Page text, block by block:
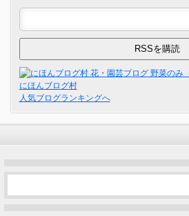
にほんブログ村
人気ブログランキングへ